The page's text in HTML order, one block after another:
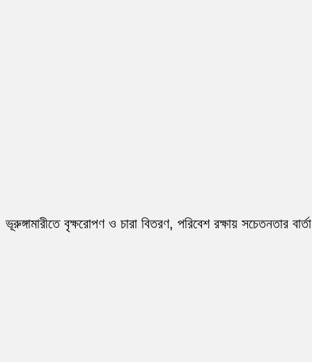
ভূরুঙ্গামারীতে বৃক্ষরোপণ ও চারা বিতরণ, পরিবেশ রক্ষায় সচেতনতার বার্তা